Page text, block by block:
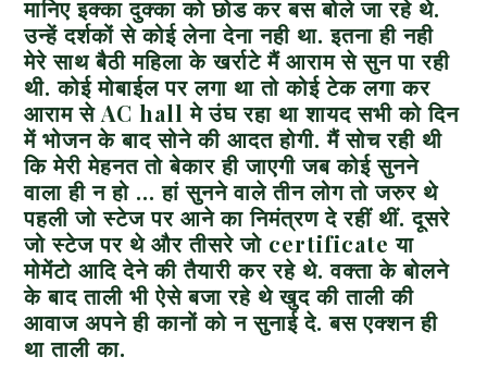
मानिए इक्का दुक्का को छोड कर बस बोले जा रहे थे.
उन्हें दर्शकों से कोई लेना देना नही था. इतना ही नही
मेरे साथ बैठी महिला के खर्राटे मैं आराम से सुन पा रही
थी. कोई मोबाईल पर लगा था तो कोई टेक लगा कर
आराम सेAC hall मे उंघ रहा था शायद सभी को दिन
में भोजन के बाद सोने की आदत होगी. मैं सोच रही थी
कि मेरी मेहनत तो बेकार ही जाएगी जब कोई सुनने
वाला ही न हो … हां सुनने वाले तीन लोग तो जरुर थे
पहली जो स्टेज पर आने का निमंत्रण दे रहीं थीं. दूसरे
जो स्टेज पर थे और तीसरे जो certificateया
मोमेंटो आदि देने की तैयारी कर रहे थे. वक्ता के बोलने
के बाद ताली भी ऐसे बजा रहे थे खुद की ताली की
आवाज अपने ही कानों को न सुनाई दे. बस एक्शन ही
था ताली का.